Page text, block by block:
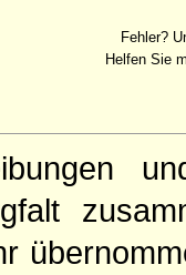
Fehler?
Helfen Sie